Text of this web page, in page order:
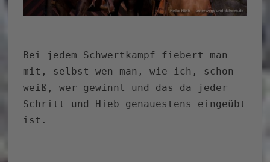
Bei jedem Schwertkampf fiebert man
mit, selbst wen man, wie ich, schon
weiß, wer gewinnt und das da jeder
Schritt und Hieb genauestens eingeübt
ist.